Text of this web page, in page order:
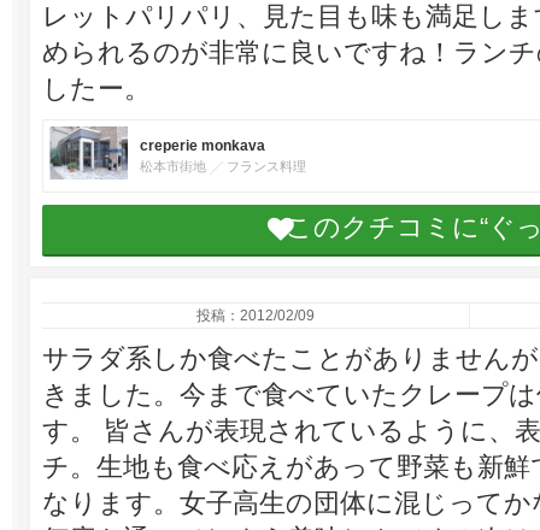
レットパリパリ、見た目も味も満足し
められるのが非常に良いですね！ラン
したー。
creperie monkava
松本市街地 フランス料理
このクチコミに“ぐ
投稿：2012/02/09
サラダ系しか食べたことがありません
きました。今まで食べていたクレープ
す。 皆さんが表現されているように、
チ。生地も食べ応えがあって野菜も新
なります。女子高生の団体に混じって